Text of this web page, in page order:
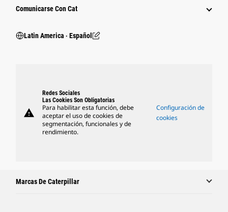
Comunicarse Con Cat
Latin America ‧ Español
warning
Redes Sociales
Las Cookies Son Obligatorias
Para habilitar esta función, debe
aceptar el uso de cookies de
segmentación, funcionales y de
rendimiento.
Configuración de
cookies
Marcas De Caterpillar